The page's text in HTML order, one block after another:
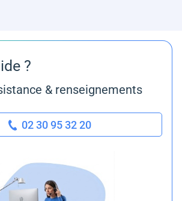
?
& renseignements
02 30 95 32 20